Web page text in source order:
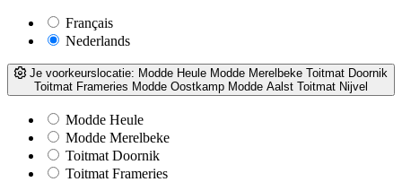
Français
Nederlands
Je voorkeurslocatie: Modde Heule Modde Merelbeke Toitmat Doornik
Toitmat Frameries Modde Oostkamp Modde Aalst Toitmat Nijvel
Modde Heule
Modde Merelbeke
Toitmat Doornik
Toitmat Frameries